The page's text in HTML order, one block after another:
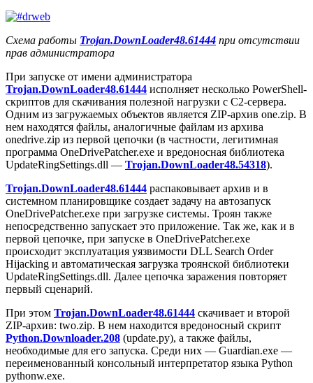
Схема работы Trojan.DownLoader48.61444 при отсутствии
прав администратора
При запуске от имени администратора
Trojan.DownLoader48.61444 исполняет несколько PowerShell-
скриптов для скачивания полезной нагрузки с C2-сервера.
Одним из загружаемых объектов является ZIP-архив one.zip. В
нем находятся файлы, аналогичные файлам из архива
onedrive.zip из первой цепочки (в частности, легитимная
программа OneDrivePatcher.exe и вредоносная библиотека
UpdateRingSettings.dll — Trojan.DownLoader48.54318).
Trojan.DownLoader48.61444 распаковывает архив и в
системном планировщике создает задачу на автозапуск
OneDrivePatcher.exe при загрузке системы. Троян также
непосредственно запускает это приложение. Так же, как и в
первой цепочке, при запуске в OneDrivePatcher.exe
происходит эксплуатация уязвимости DLL Search Order
Hijacking и автоматическая загрузка троянской библиотеки
UpdateRingSettings.dll. Далее цепочка заражения повторяет
первый сценарий.
При этом Trojan.DownLoader48.61444 скачивает и второй
ZIP-архив: two.zip. В нем находится вредоносный скрипт
Python.Downloader.208 (update.py), а также файлы,
необходимые для его запуска. Среди них — Guardian.exe —
переименованный консольный интерпретатор языка Python
pythonw.exe.